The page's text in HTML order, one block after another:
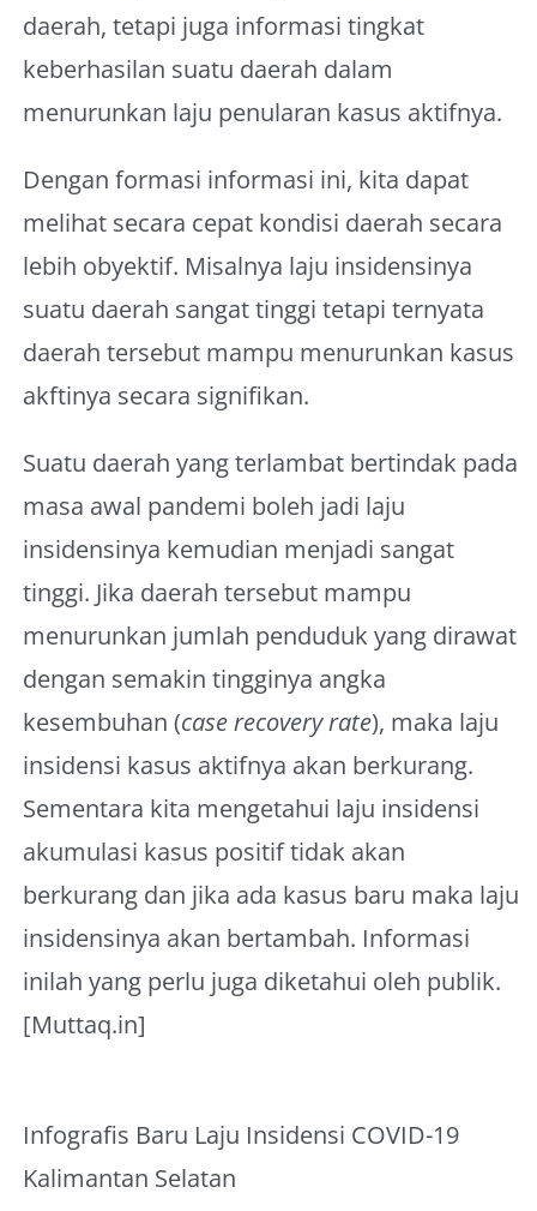
daerah, tetapi juga informasi tingkat
keberhasilan suatu daerah dalam
menurunkan laju penularan kasus aktifnya.
Dengan formasi informasi ini, kita dapat
melihat secara cepat kondisi daerah secara
lebih obyektif. Misalnya laju insidensinya
suatu daerah sangat tinggi tetapi ternyata
daerah tersebut mampu menurunkan kasus
akftinya secara signifikan.
Suatu daerah yang terlambat bertindak pada
masa awal pandemi boleh jadi laju
insidensinya kemudian menjadi sangat
tinggi. Jika daerah tersebut mampu
menurunkan jumlah penduduk yang dirawat
dengan semakin tingginya angka
kesembuhan (case recovery rate), maka laju
insidensi kasus aktifnya akan berkurang.
Sementara kita mengetahui laju insidensi
akumulasi kasus positif tidak akan
berkurang dan jika ada kasus baru maka laju
insidensinya akan bertambah. Informasi
inilah yang perlu juga diketahui oleh publik.
[Muttaq.in]
Infografis Baru Laju Insidensi COVID-19
Kalimantan Selatan